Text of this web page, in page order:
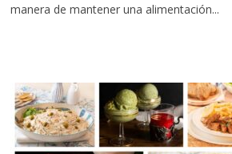
manera de mantener una alimentación...